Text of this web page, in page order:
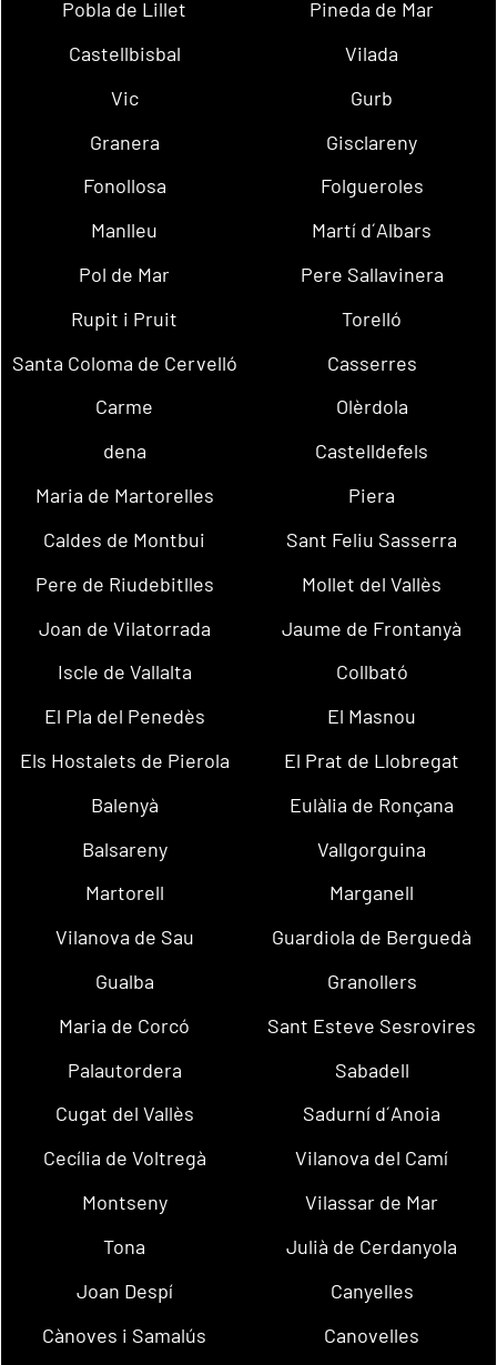
Pobla de Lillet
Pineda de Mar
Castellbisbal
Vilada
Vic
Gurb
Granera
Gisclareny
Fonollosa
Folgueroles
Manlleu
Martí d´Albars
Pol de Mar
Pere Sallavinera
Rupit i Pruit
Torelló
Santa Coloma de Cervelló
Casserres
Carme
Olèrdola
dena
Castelldefels
Maria de Martorelles
Piera
Caldes de Montbui
Sant Feliu Sasserra
Pere de Riudebitlles
Mollet del Vallès
Joan de Vilatorrada
Jaume de Frontanyà
Iscle de Vallalta
Collbató
El Pla del Penedès
El Masnou
Els Hostalets de Pierola
El Prat de Llobregat
Balenyà
Eulàlia de Ronçana
Balsareny
Vallgorguina
Martorell
Marganell
Vilanova de Sau
Guardiola de Berguedà
Gualba
Granollers
Maria de Corcó
Sant Esteve Sesrovires
Palautordera
Sabadell
Cugat del Vallès
Sadurní d´Anoia
Cecília de Voltregà
Vilanova del Camí
Montseny
Vilassar de Mar
Tona
Julià de Cerdanyola
Joan Despí
Canyelles
Cànoves i Samalús
Canovelles